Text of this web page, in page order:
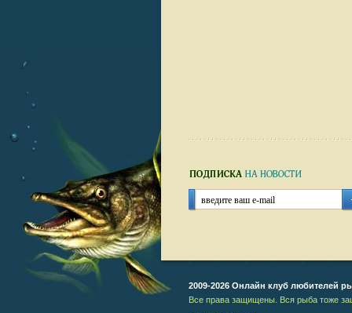
2009-2026 Онлайн клуб любителей
Все права защищены. Вся рыба тоже